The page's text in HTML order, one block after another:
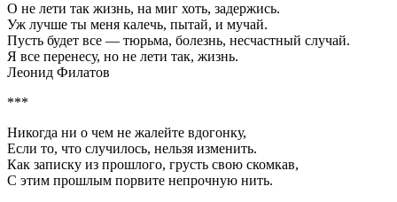
О не лети так жизнь, на миг хоть, задержись.
Уж лучше ты меня калечь, пытай, и мучай.
Пусть будет все — тюрьма, болезнь, несчастный случай.
Я все перенесу, но не лети так, жизнь.
Леонид Филатов
***
Никогда ни о чем не жалейте вдогонку,
Если то, что случилось, нельзя изменить.
Как записку из прошлого, грусть свою скомкав,
С этим прошлым порвите непрочную нить.